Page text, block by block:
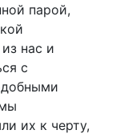
парой,
нас и
с
их к черту,